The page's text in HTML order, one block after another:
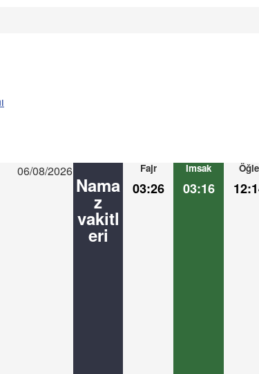
06/08/2026
Nama
z
vakitl
eri
Fajr
03:26
Imsak
03:16
Öğle